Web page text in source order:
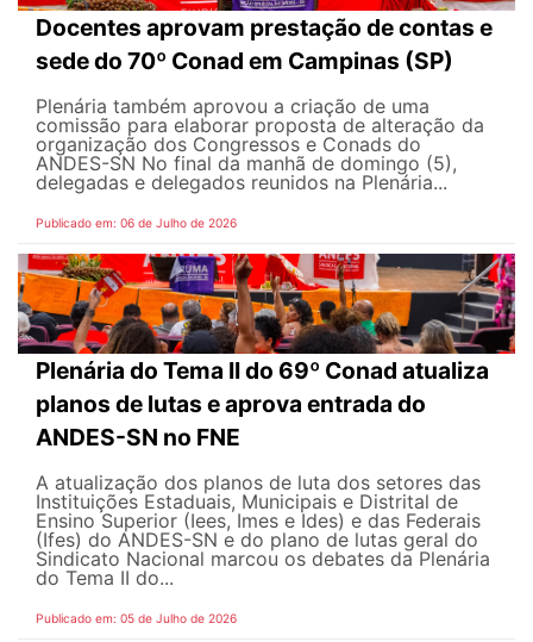
Docentes aprovam prestação de contas e
sede do 70º Conad em Campinas (SP)
Plenária também aprovou a criação de uma
comissão para elaborar proposta de alteração da
organização dos Congressos e Conads do
ANDES-SN No final da manhã de domingo (5),
delegadas e delegados reunidos na Plenária...
Publicado em: 06 de Julho de 2026
Plenária do Tema II do 69º Conad atualiza
planos de lutas e aprova entrada do
ANDES-SN no FNE
A atualização dos planos de luta dos setores das
Instituições Estaduais, Municipais e Distrital de
Ensino Superior (Iees, Imes e Ides) e das Federais
(Ifes) do ANDES-SN e do plano de lutas geral do
Sindicato Nacional marcou os debates da Plenária
do Tema II do...
Publicado em: 05 de Julho de 2026